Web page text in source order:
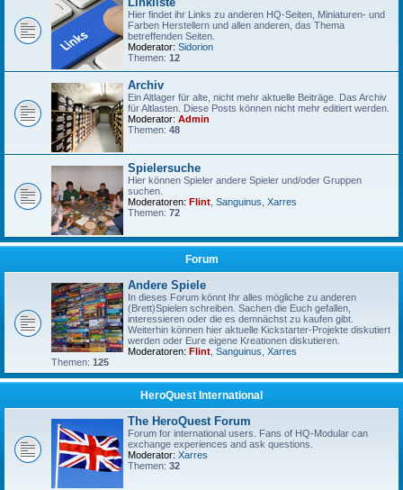
Hier findet ihr Links zu anderen HQ-Seiten, Miniaturen- und
Farben Herstellern und allen anderen, das Thema
betreffenden Seiten.
Moderator: Sidorion
Themen: 12
Archiv
Ein Altlager für alte, nicht mehr aktuelle Beiträge. Das Archiv
für Altlasten. Diese Posts können nicht mehr editiert werden.
Moderator: Admin
Themen: 48
Spielersuche
Hier können Spieler andere Spieler und/oder Gruppen
suchen.
Moderatoren: Flint Sanguinus Xarres
Themen: 72
Forum
Andere Spiele
In dieses Forum könnt Ihr alles mögliche zu anderen
(Brett)Spielen schreiben. Sachen die Euch gefallen,
interessieren oder die es demnächst zu kaufen gibt.
Weiterhin können hier aktuelle Kickstarter-Projekte diskutiert
werden oder Eure eigene Kreationen diskutieren.
Moderatoren: Flint Sanguinus Xarres
Themen: 125
HeroQuest International
The HeroQuest Forum
Forum for international users. Fans of HQ-Modular can
exchange experiences and ask questions.
Moderator: Xarres
Themen: 32